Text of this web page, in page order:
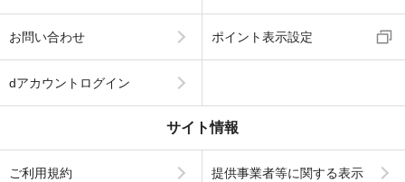
お問い合わせ ポイント表示設定
dアカウントログイン
サイト情報
ご利用規約 提供事業者等に関する表示